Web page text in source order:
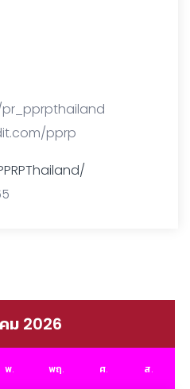
pprp
ม 2026
พ. พฤ. ศ. ส.